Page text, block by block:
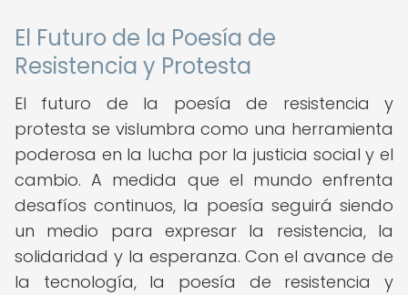
El Futuro de la Poesía de
Resistencia y Protesta
El futuro de la poesía de resistencia y
protesta se vislumbra como una herramienta
poderosa en la lucha por la justicia social y el
cambio. A medida que el mundo enfrenta
desafíos continuos, la poesía seguirá siendo
un medio para expresar la resistencia, la
solidaridad y la esperanza. Con el avance de
la tecnología, la poesía de resistencia y